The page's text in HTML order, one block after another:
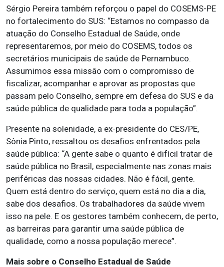
Sérgio Pereira também reforçou o papel do COSEMS-PE
no fortalecimento do SUS: “Estamos no compasso da
atuação do Conselho Estadual de Saúde, onde
representaremos, por meio do COSEMS, todos os
secretários municipais de saúde de Pernambuco.
Assumimos essa missão com o compromisso de
fiscalizar, acompanhar e aprovar as propostas que
passam pelo Conselho, sempre em defesa do SUS e da
saúde pública de qualidade para toda a população”.
Presente na solenidade, a ex-presidente do CES/PE,
Sônia Pinto, ressaltou os desafios enfrentados pela
saúde pública: “A gente sabe o quanto é difícil tratar de
saúde pública no Brasil, especialmente nas zonas mais
periféricas das nossas cidades. Não é fácil, gente.
Quem está dentro do serviço, quem está no dia a dia,
sabe dos desafios. Os trabalhadores da saúde vivem
isso na pele. E os gestores também conhecem, de perto,
as barreiras para garantir uma saúde pública de
qualidade, como a nossa população merece”.
Mais sobre o Conselho Estadual de Saúde